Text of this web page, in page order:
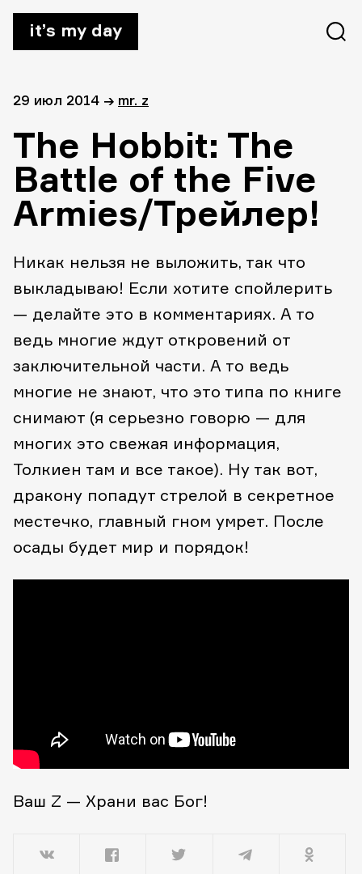
it’s my day
29 июл 2014 → mr. z
The Hobbit: The
Battle of the Five
Armies/Трейлер!
Никак нельзя не выложить, так что
выкладываю! Если хотите спойлерить
— делайте это в комментариях. А то
ведь многие ждут откровений от
заключительной части. А то ведь
многие не знают, что это типа по книге
снимают (я серьезно говорю — для
многих это свежая информация,
Толкиен там и все такое). Ну так вот,
дракону попадут стрелой в секретное
местечко, главный гном умрет. После
осады будет мир и порядок!
Ваш Z — Храни вас Бог!